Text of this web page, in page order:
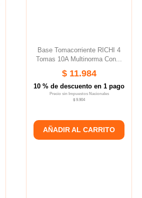
Base Tomacorriente RICHI 4
Tomas 10A Multinorma Con...
$ 11.984
10 % de descuento en 1 pago
Precio sin Impuestos Nacionales
$ 9.904
AÑADIR AL CARRITO